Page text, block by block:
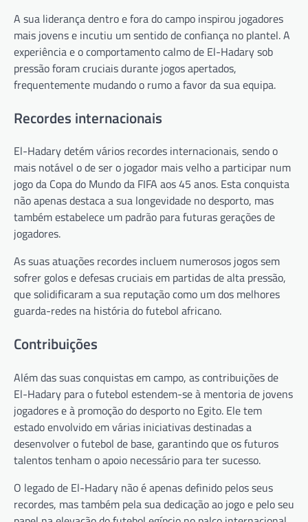
A sua liderança dentro e fora do campo inspirou jogadores
mais jovens e incutiu um sentido de confiança no plantel. A
experiência e o comportamento calmo de El-Hadary sob
pressão foram cruciais durante jogos apertados,
frequentemente mudando o rumo a favor da sua equipa.
Recordes internacionais
El-Hadary detém vários recordes internacionais, sendo o
mais notável o de ser o jogador mais velho a participar num
jogo da Copa do Mundo da FIFA aos 45 anos. Esta conquista
não apenas destaca a sua longevidade no desporto, mas
também estabelece um padrão para futuras gerações de
jogadores.
As suas atuações recordes incluem numerosos jogos sem
sofrer golos e defesas cruciais em partidas de alta pressão,
que solidificaram a sua reputação como um dos melhores
guarda-redes na história do futebol africano.
Contribuições
Além das suas conquistas em campo, as contribuições de
El-Hadary para o futebol estendem-se à mentoria de jovens
jogadores e à promoção do desporto no Egito. Ele tem
estado envolvido em várias iniciativas destinadas a
desenvolver o futebol de base, garantindo que os futuros
talentos tenham o apoio necessário para ter sucesso.
O legado de El-Hadary não é apenas definido pelos seus
recordes, mas também pela sua dedicação ao jogo e pelo seu